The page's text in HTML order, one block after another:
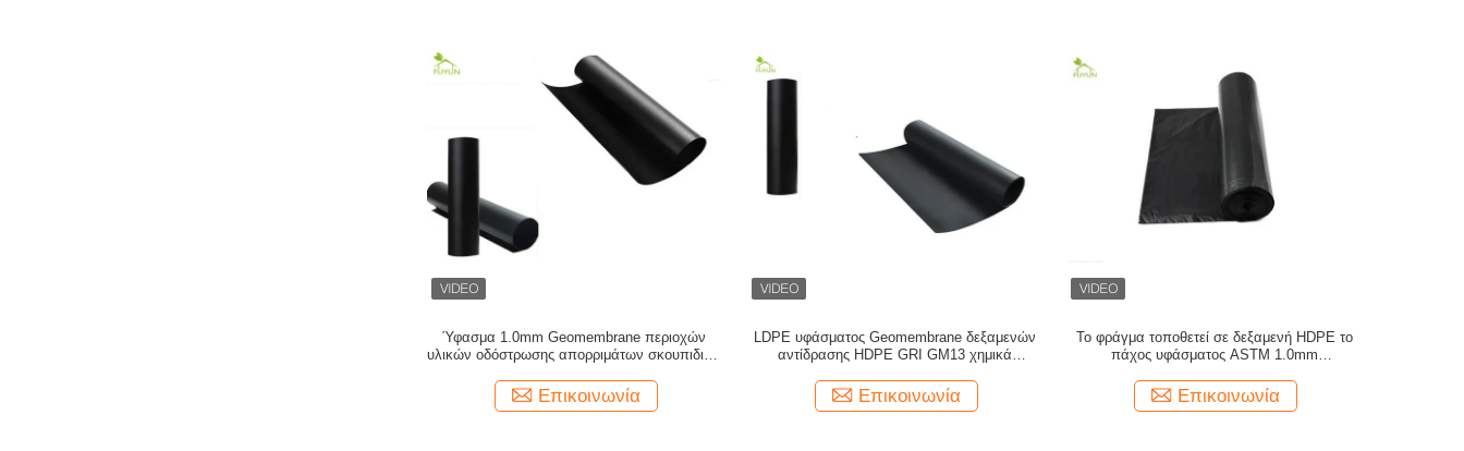
Ύφασμα 1.0mm Geomembrane περιοχών
υλικών οδόστρωσης απορριμάτων σκουπιδιών
Επικοινωνία
LDPE υφάσματος Geomembrane δεξαμενών
αντίδρασης HDPE GRI GM13 χημικά
Επικοινωνία
Το φράγμα τοποθετεί σε δεξαμενή HDPE το
πάχος υφάσματος ASTM 1.0mm
Επικοινωνία